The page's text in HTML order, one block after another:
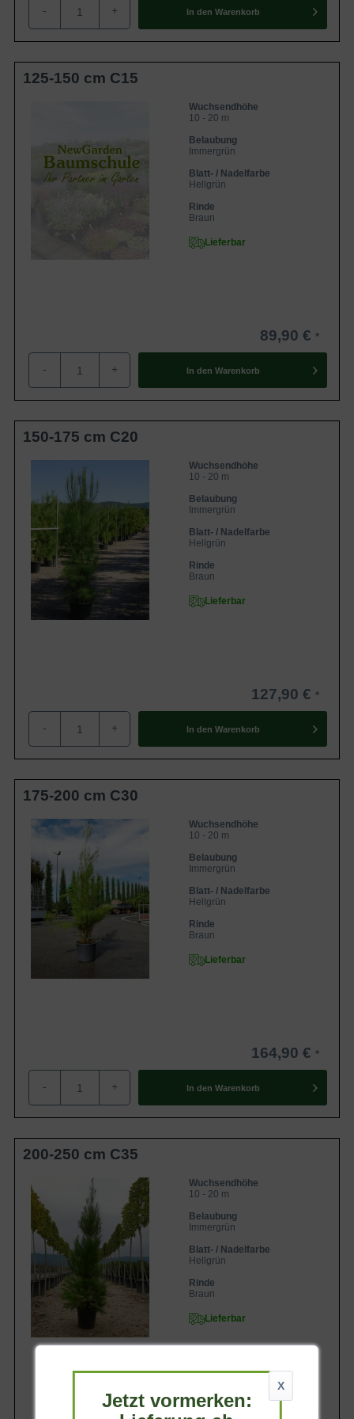
Eigenschaften
Die Pinus halepensis (Aleppo-Kiefer) ist
ein stattlicher Baum, der vor allem in
Parkanlagen oder großen Gärten
geschützt werden, ist aber sonst sehr
robust.
- + In den Warenkorb
125-150 cm C15
Wuchsendhöhe
10 - 20 m
Belaubung
Immergrün
Blatt- / Nadelfarbe
Hellgrün
Rinde
Braun
Lieferbar
89,90 €
- + In den Warenkorb
150-175 cm C20
Wuchsendhöhe
10 - 20 m
Belaubung
Immergrün
Blatt- / Nadelfarbe
Hellgrün
Rinde
Braun
Lieferbar
127,90 €
- + In den Warenkorb
175-200 cm C30
Wuchsendhöhe
10 - 20 m
Belaubung
Immergrün
Blatt- / Nadelfarbe
Hellgrün
Rinde
Braun
Lieferbar
164,90 €
- + In den Warenkorb
200-250 cm C35
Wuchsendhöhe
10 - 20 m
Belaubung
Immergrün
Blatt- / Nadelfarbe
Hellgrün
Rinde
Braun
Lieferbar
X
Jetzt vormerken: